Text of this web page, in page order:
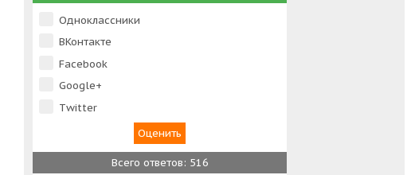
Одноклассники
ВКонтакте
Facebook
Google+
Тwitter
Всего ответов: 516